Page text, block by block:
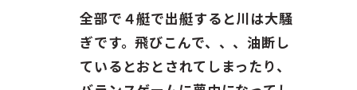
お問い合わせ
ENGLISH
全部で４艇で出艇すると川は大騒
ぎです。飛びこんで、、、油断し
ているとおとされてしまったり、